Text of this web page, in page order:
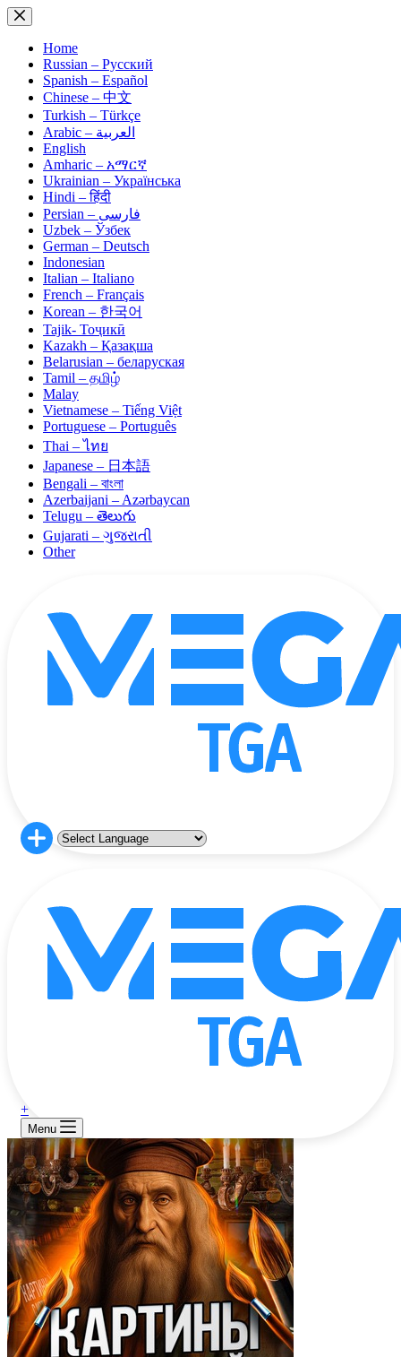
Skip
to
contentHome
Russian – Русский
Spanish – Español
Chinese – 中文
Turkish – Türkçe
Arabic – العربية
English
Amharic – አማርኛ
Ukrainian – Українська
Hindi – हिंदी
Persian – فارسی
Uzbek – Ўзбек
German – Deutsch
Indonesian
Italian – Italiano
French – Français
Korean – 한국어
Tajik- Тоҷикӣ
Kazakh – Қазақша
Belarusian – беларуская
Tamil – தமிழ்
Malay
Vietnamese – Tiếng Việt
Portuguese – Português
Thai – ไทย
Japanese – 日本語
Bengali – বাংলা
Azerbaijani – Azərbaycan
Telugu – తెలుగు
Gujarati – ગુજરાતી
Other
+
Menu